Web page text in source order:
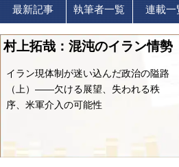
最新記事 執筆者一覧 連載一
村上拓哉：混沌のイラン情勢
イラン現体制が迷い込んだ政治の隘路
（上）――欠ける展望、失われる秩
序、米軍介入の可能性